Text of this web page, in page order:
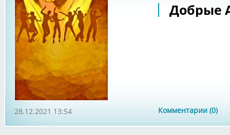
Добрые
Комментарии (0)
28.12.2021 13:54